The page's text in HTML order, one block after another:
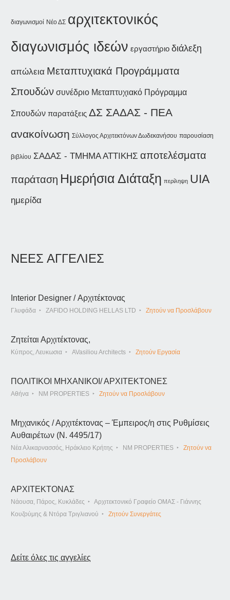
διαγωνισμοί Νέο ΔΣ αρχιτεκτονικός
διαγωνισμός ιδεών εργαστήριο διάλεξη
απώλεια Μεταπτυχιακά Προγράμματα
Σπουδών συνέδριο Μεταπτυχιακό Πρόγραμμα
Σπουδών παρατάξεις ΔΣ ΣΑΔΑΣ - ΠΕΑ
ανακοίνωση Σύλλογος Αρχιτεκτόνων Δωδεκανήσου παρουσίαση
βιβλίου ΣΑΔΑΣ - ΤΜΗΜΑ ΑΤΤΙΚΗΣ αποτελέσματα
παράταση Ημερήσια Διάταξη περίληψη UIA
ημερίδα
ΝΕΕΣ ΑΓΓΕΛΙΕΣ
Interior Designer / Αρχιτέκτονας
Γλυφάδα ZAFIDO HOLDING HELLAS LTD Ζητούν να Προσλάβουν
Ζητείται Αρχιτέκτονας,
Κύπρος, Λευκωσια AVasiliou Architects Ζητούν Εργασία
ΠΟΛΙΤΙΚΟΙ ΜΗΧΑΝΙΚΟΙ/ ΑΡΧΙΤΕΚΤΟΝΕΣ
Αθήνα NM PROPERTIES Ζητούν να Προσλάβουν
Μηχανικός / Αρχιτέκτονας – Έμπειρος/η στις Ρυθμίσεις
Αυθαιρέτων (Ν. 4495/17)
Νέα Αλικαρνασσός, Ηράκλειο Κρήτης NM PROPERTIES
Ζητούν να
Προσλάβουν
ΑΡΧΙΤΕΚΤΟΝΑΣ
Νάουσα, Πάρος, Κυκλάδες
Αρχιτεκτονικό Γραφείο ΟΜΑΣ - Γιάννης
Κουζούμης & Ντόρα Τριγλιανού
Ζητούν Συνεργάτες
Δείτε όλες τις αγγελίες